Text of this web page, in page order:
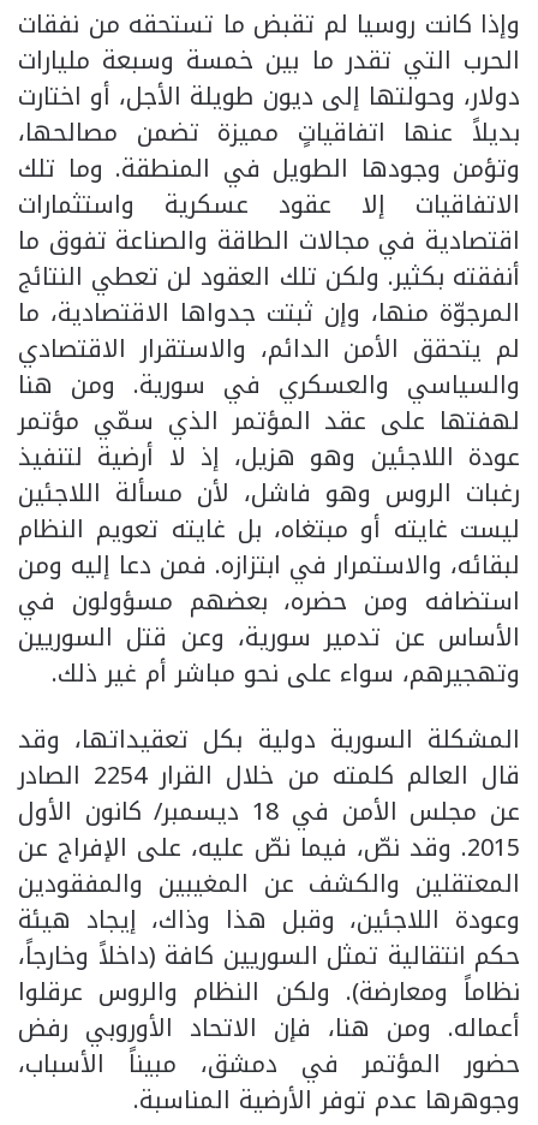
وإذا كانت روسيا لم تقبض ما تستحقه من نفقات
الحرب التي تقدر ما بين خمسة وسبعة مليارات
دولار، وحولتها إلى ديون طويلة الأجل، أو اختارت
بديلاً عنها اتفاقياتٍ مميزة تضمن مصالحها،
وتؤمن وجودها الطويل في المنطقة. وما تلك
الاتفاقيات إلا عقود عسكرية واستثمارات
اقتصادية في مجالات الطاقة والصناعة تفوق ما
أنفقته بكثير. ولكن تلك العقود لن تعطي النتائج
المرجوّة منها، وإن ثبتت جدواها الاقتصادية، ما
لم يتحقق الأمن الدائم، والاستقرار الاقتصادي
والسياسي والعسكري في سورية. ومن هنا
لهفتها على عقد المؤتمر الذي سمّي مؤتمر
عودة اللاجئين وهو هزيل، إذ لا أرضية لتنفيذ
رغبات الروس وهو فاشل، لأن مسألة اللاجئين
ليست غايته أو مبتغاه، بل غايته تعويم النظام
لبقائه، والاستمرار في ابتزازه. فمن دعا إليه ومن
استضافه ومن حضره، بعضهم مسؤولون في
الأساس عن تدمير سورية، وعن قتل السوريين
وتهجيرهم، سواء على نحو مباشر أم غير ذلك.
المشكلة السورية دولية بكل تعقيداتها، وقد
قال العالم كلمته من خلال القرار 2254 الصادر
عن مجلس الأمن في 18 ديسمبر/ كانون الأول
2015. وقد نصّ، فيما نصّ عليه، على الإفراج عن
المعتقلين والكشف عن المغيبين والمفقودين
وعودة اللاجئين، وقبل هذا وذاك، إيجاد هيئة
حكم انتقالية تمثل السوريين كافة (داخلاً وخارجاً،
نظاماً ومعارضة). ولكن النظام والروس عرقلوا
أعماله. ومن هنا، فإن الاتحاد الأوروبي رفض
حضور المؤتمر في دمشق، مبيناً الأسباب،
وجوهرها عدم توفر الأرضية المناسبة.